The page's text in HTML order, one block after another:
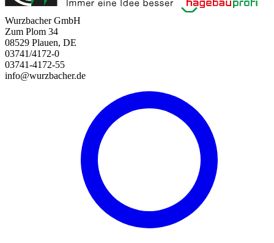
Wurzbacher GmbH
Zum Plom 34
08529 Plauen, DE
03741/4172-0
03741-4172-55
info@wurzbacher.de